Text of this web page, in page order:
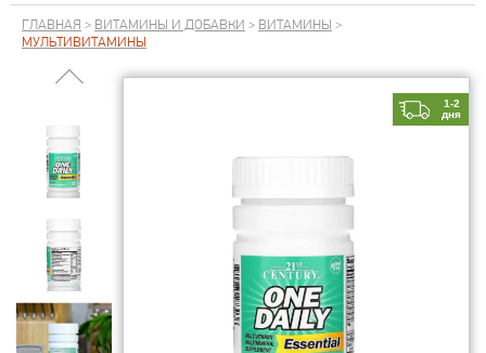
ГЛАВНАЯ > ВИТАМИНЫ И ДОБАВКИ > ВИТАМИНЫ >
МУЛЬТИВИТАМИНЫ
1-2
дня